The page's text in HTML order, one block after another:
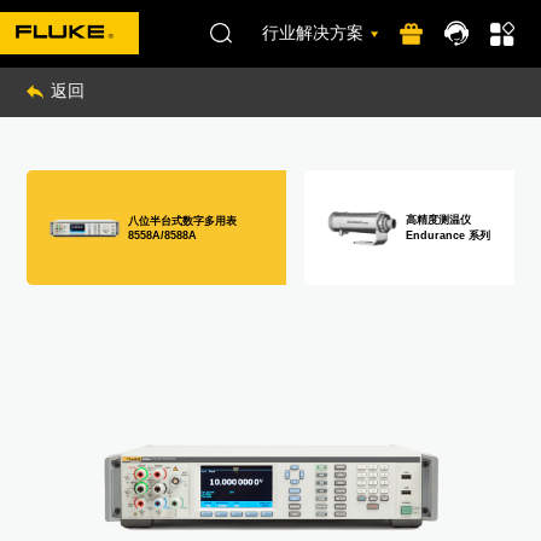
行业解决方案
返回
八位半台式数字多用表
8558A/8588A
高精度测温仪
Endurance 系列